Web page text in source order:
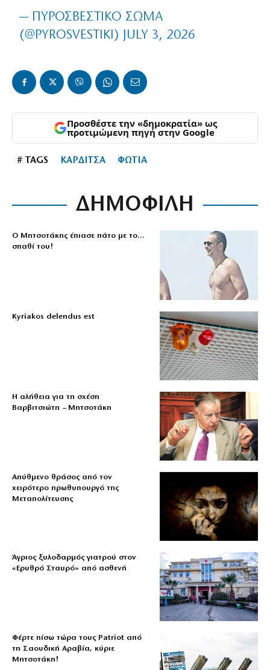
— ΠΥΡΟΣΒΕΣΤΙΚΌ ΣΏΜΑ
(@PYROSVESTIKI)
JULY 3, 2026
Προσθέστε την «δημοκρατία» ως
προτιμώμενη πηγή στην Google
# TAGS ΚΑΡΔΙΤΣΑ ΦΩΤΙΑ
ΔΗΜΟΦΙΛΗ
Ο Μητσοτάκης έπιασε πάτο με το…
σπαθί του!
Kyriakos delendus est
Η αλήθεια για τη σχέση
Βαρβιτσιώτη – Μητσοτάκη
Απύθμενο θράσος από τον
χειρότερο πρωθυπουργό της
Μεταπολίτευσης
Άγριος ξυλοδαρμός γιατρού στον
«Ερυθρό Σταυρό» από ασθενή
Φέρτε πίσω τώρα τους Patriot από
τη Σαουδική Αραβία, κύριε
Μητσοτάκη!